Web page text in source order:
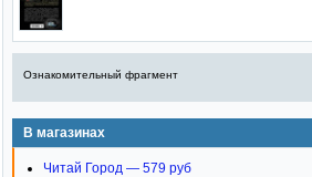
Ознакомительный фрагмент
В магазинах
Читай Город — 579 руб